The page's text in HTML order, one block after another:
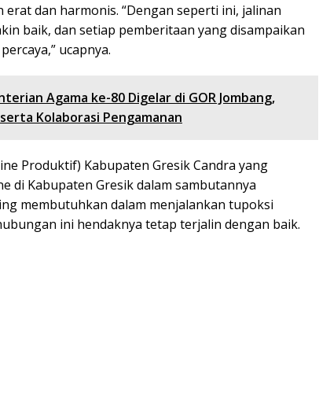
dan harmonis. “Dengan seperti ini, jalinan
baik, dan setiap pemberitaan yang disampaikan
ucapnya.
Agama ke-80 Digelar di GOR Jombang,
Kolaborasi Pengamanan
Produktif) Kabupaten Gresik Candra yang
di Kabupaten Gresik dalam sambutannya
membutuhkan dalam menjalankan tupoksi
ini hendaknya tetap terjalin dengan baik.